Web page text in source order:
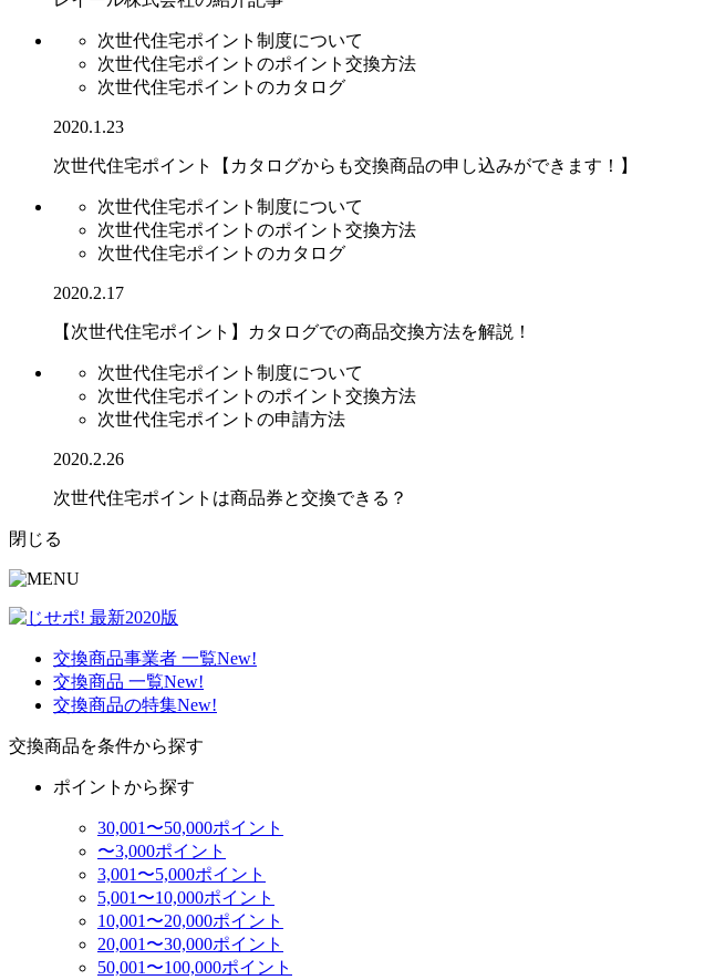
次世代住宅ポイント制度について
次世代住宅ポイントのポイント交換方法
次世代住宅ポイントのカタログ
2020.1.23
次世代住宅ポイント【カタログからも交換商品の申し込みができます！】
次世代住宅ポイント制度について
次世代住宅ポイントのポイント交換方法
次世代住宅ポイントのカタログ
2020.2.17
【次世代住宅ポイント】カタログでの商品交換方法を解説！
次世代住宅ポイント制度について
次世代住宅ポイントのポイント交換方法
次世代住宅ポイントの申請方法
2020.2.26
次世代住宅ポイントは商品券と交換できる？
閉じる
交換商品事業者 一覧New!
交換商品 一覧New!
交換商品の特集New!
交換商品を条件から探す
ポイントから探す
30,001〜50,000ポイント
〜3,000ポイント
3,001〜5,000ポイント
5,001〜10,000ポイント
10,001〜20,000ポイント
20,001〜30,000ポイント
50,001〜100,000ポイント